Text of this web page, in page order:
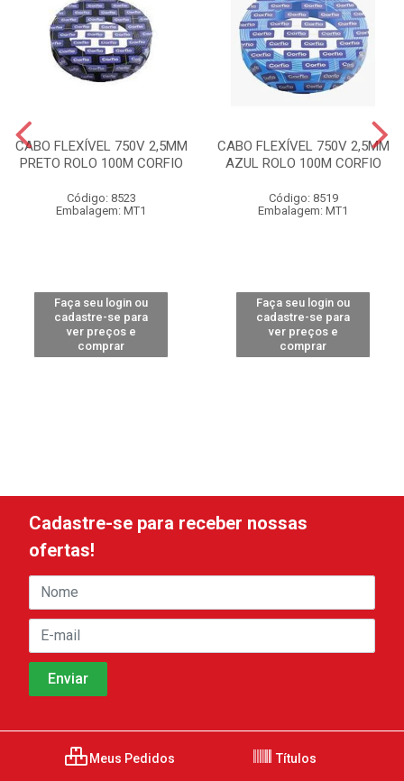
CABO FLEXÍVEL 750V 2,5MM
PRETO ROLO 100M CORFIO
Código: 8523
Embalagem: MT1
Faça seu login ou
cadastre-se para
ver preços e
comprar
CABO FLEXÍVEL 750V 2,5MM
AZUL ROLO 100M CORFIO
Código: 8519
Embalagem: MT1
Faça seu login ou
cadastre-se para
ver preços e
comprar
Cadastre-se para receber nossas
ofertas!
Meus Pedidos Títulos